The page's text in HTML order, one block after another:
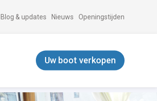
Blog & updates Nieuws Openingstijden
Uw boot verkopen